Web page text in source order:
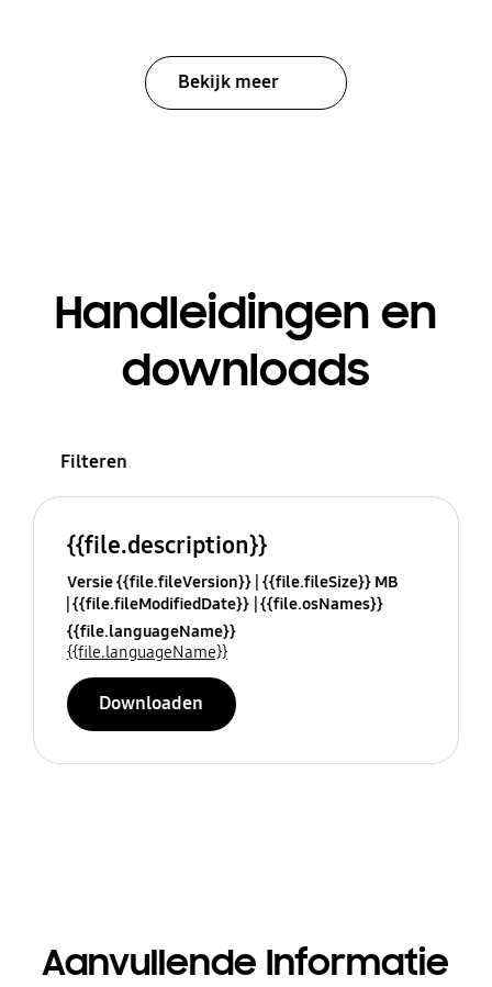
Bekijk meer
Handleidingen en
downloads
Filteren
{{file.description}}
Versie {{file.fileVersion}} {{file.fileSize}} MB
{{file.fileModifiedDate}} {{file.osNames}}
{{file.languageName}}
{{file.languageName}}
Downloaden
Aanvullende Informatie